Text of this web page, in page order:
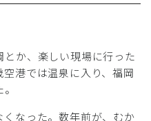
か、楽しい現場に行った
港では温泉に入り、福岡
なった。数年前が、むか